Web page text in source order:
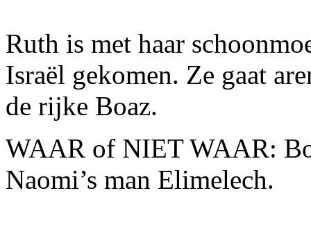
Ruth is met haar
Israël gekomen. Ze gaat
de rijke Boaz.
WAAR of NIET WAAR:
Naomi’s man Elimelech.